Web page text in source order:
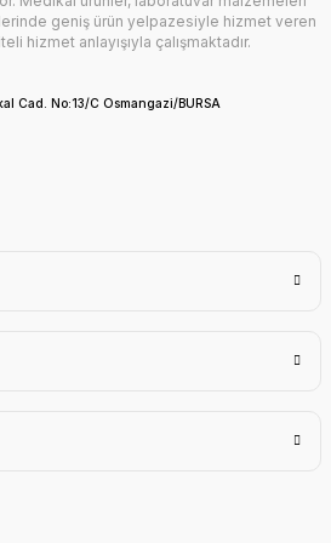
geniş ürün yelpazesiyle hizmet veren
hizmet anlayışıyla çalışmaktadır.
Cad. No:13/C Osmangazi/BURSA